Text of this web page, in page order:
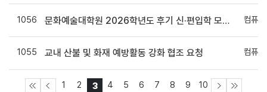
1056 문화예술대학원 2026학년도 후기 신·편입학 모집안내 컴퓨
1055 교내 산불 및 화재 예방활동 강화 협조 요청 컴퓨
1 2 3 4 5 6 7 8 9 10